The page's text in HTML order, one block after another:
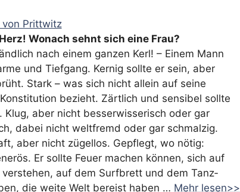
von Prittwitz
Wonach sehnt sich eine Frau?
nach einem ganzen Kerl! – Einem Mann
und Tiefgang. Kernig sollte er sein, aber
Stark – was sich nicht allein auf seine
bezieht. Zärtlich und sensibel sollte
Klug, aber nicht besserwisserisch oder gar
dabei nicht weltfremd oder gar schmalzig.
aber nicht zügellos. Gepflegt, wo nötig:
Er sollte Feuer machen können, sich auf
auf dem Surfbrett und dem Tanz­
die weite Welt bereist haben … Mehr lesen>>